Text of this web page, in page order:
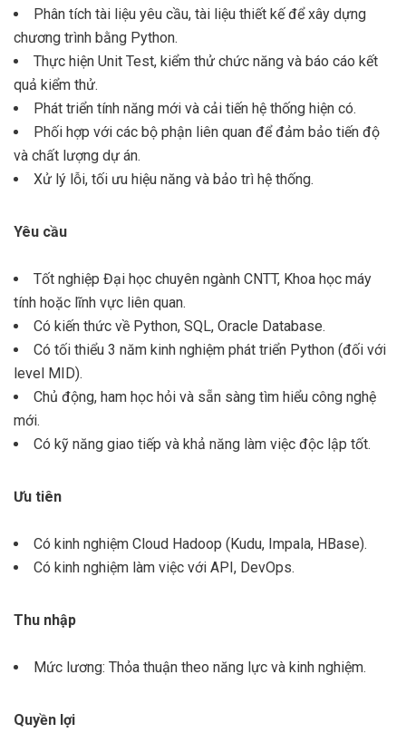
Phân tích tài liệu yêu cầu, tài liệu thiết kế để xây dựng
chương trình bằng Python.
Thực hiện Unit Test, kiểm thử chức năng và báo cáo kết
quả kiểm thử.
Phát triển tính năng mới và cải tiến hệ thống hiện có.
Phối hợp với các bộ phận liên quan để đảm bảo tiến độ
và chất lượng dự án.
Xử lý lỗi, tối ưu hiệu năng và bảo trì hệ thống.
Yêu cầu
Tốt nghiệp Đại học chuyên ngành CNTT, Khoa học máy
tính hoặc lĩnh vực liên quan.
Có kiến thức về Python, SQL, Oracle Database.
Có tối thiểu 3 năm kinh nghiệm phát triển Python (đối với
level MID).
Chủ động, ham học hỏi và sẵn sàng tìm hiểu công nghệ
mới.
Có kỹ năng giao tiếp và khả năng làm việc độc lập tốt.
Ưu tiên
Có kinh nghiệm Cloud Hadoop (Kudu, Impala, HBase).
Có kinh nghiệm làm việc với API, DevOps.
Thu nhập
Mức lương: Thỏa thuận theo năng lực và kinh nghiệm.
Quyền lợi